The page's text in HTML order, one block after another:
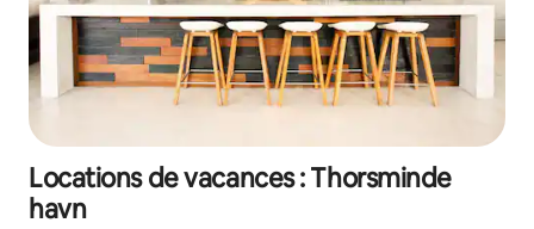
Locations de vacances : Thorsminde
havn